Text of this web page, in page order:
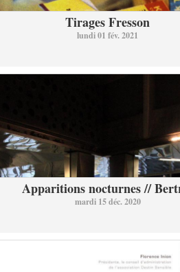
Tirages Fresson
lundi 01 fév. 2021
Apparitions nocturnes //
mardi 15 déc. 2020